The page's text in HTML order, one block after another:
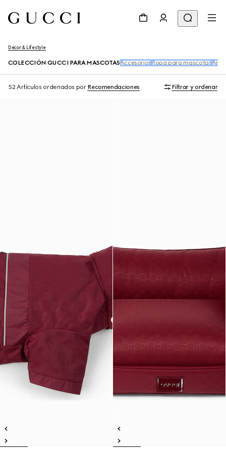
Décor & Lifestyle
COLECCIÓN GUCCI PARA MASCOTAS Accesorios Ropa para mascotas
52 Artículos ordenados por Recomendaciones Filtrar y ordenar